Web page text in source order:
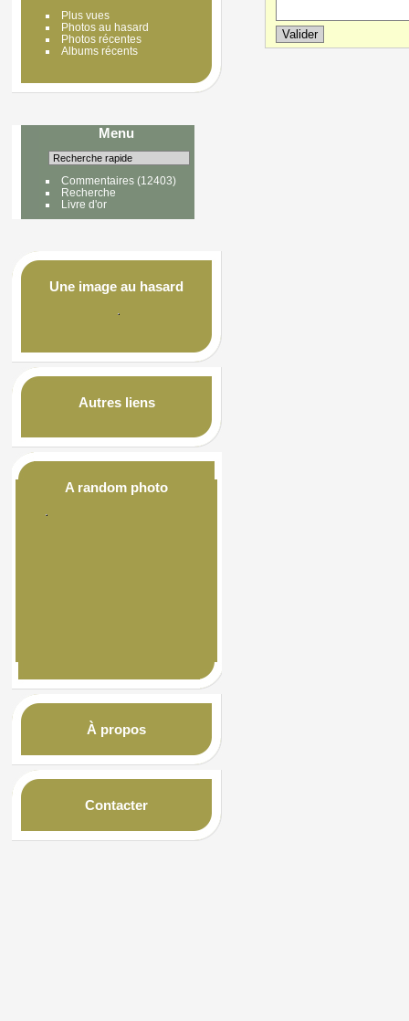
Plus vues
Photos au hasard
Photos récentes
Albums récents
Menu
Commentaires(12403)
Recherche
Livre d'or
Une image au hasard
Autres liens
A random photo
À propos
Contacter